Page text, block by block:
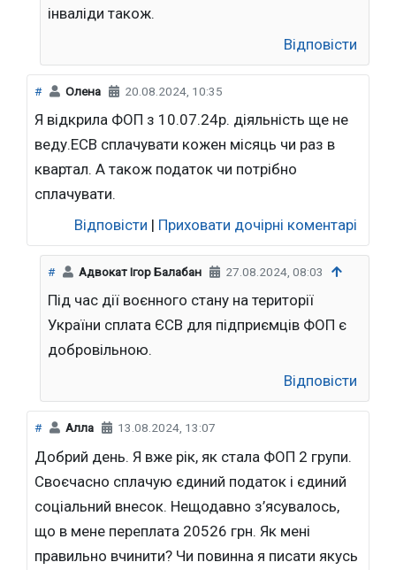
інваліди також.
Відповісти
# Олена 20.08.2024, 10:35
Я відкрила ФОП з 10.07.24р. діяльність ще не
веду.ЕСВ сплачувати кожен місяць чи раз в
квартал. А також податок чи потрібно
сплачувати.
Відповісти | Приховати дочірні коментарі
# Адвокат Ігор Балабан 27.08.2024, 08:03
Під час дії воєнного стану на території
України сплата ЄСВ для підприємців ФОП є
добровільною.
Відповісти
# Алла 13.08.2024, 13:07
Добрий день. Я вже рік, як стала ФОП 2 групи.
Своєчасно сплачую єдиний податок і єдиний
соціальний внесок. Нещодавно з’ясувалось,
що в мене переплата 20526 грн. Як мені
правильно вчинити? Чи повинна я писати якусь